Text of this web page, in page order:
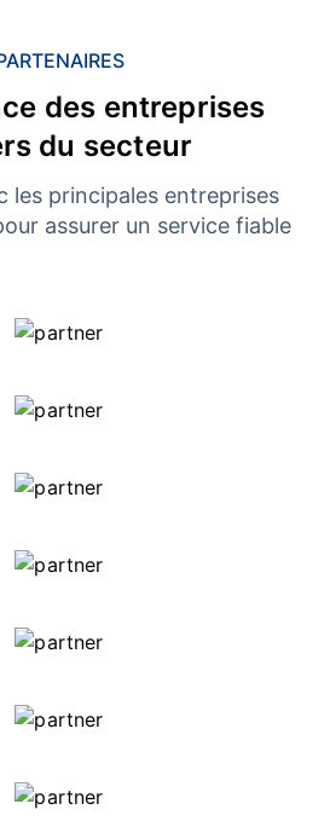
des entreprises
du secteur
les principales entreprises
assurer un service fiable